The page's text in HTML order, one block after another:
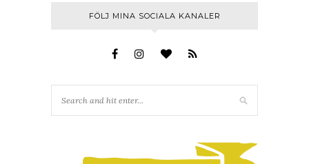
FÖLJ MINA SOCIALA KANALER